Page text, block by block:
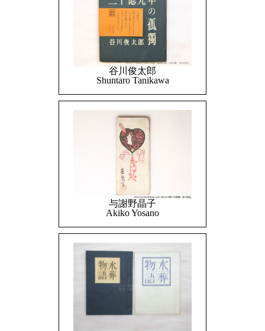
谷川俊太郎
Shuntaro Tanikawa
与謝野晶子
Akiko Yosano